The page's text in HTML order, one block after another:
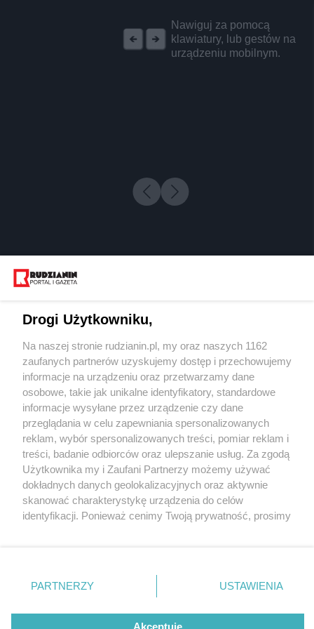
Nawiguj za pomocą
klawiatury, lub gestów na
urządzeniu mobilnym.
2 / 0
Wydawca mediów
Nie zapomnij
zapoznać się z:
polityką prywatności regulamin korzystania z portali
Twojemiasto
Piekary Śląskie
Chorzów
Tarnowskie Góry
Gliwice
Skontakuj sięz nami
Kontakt
Wydawca
Redakcja
Drogi Użytkowniku,
Na naszej stronie rudzianin.pl, my oraz naszych 1162
zaufanych partnerów uzyskujemy dostęp i przechowujemy
informacje na urządzeniu oraz przetwarzamy dane
osobowe, takie jak unikalne identyfikatory, standardowe
informacje wysyłane przez urządzenie czy dane
przeglądania w celu zapewniania spersonalizowanych
reklam, wybór spersonalizowanych treści, pomiar reklam i
treści, badanie odbiorców oraz ulepszanie usług. Za zgodą
Użytkownika my i Zaufani Partnerzy możemy używać
dokładnych danych geolokalizacyjnych oraz aktywnie
skanować charakterystykę urządzenia do celów
identyfikacji. Ponieważ cenimy Twoją prywatność, prosimy
prywatności znajdujący się w lewym dolnym rogu strony
. Niektóre rodzaje przetwarzania danych nie wymagają
zgody użytkownika, ale masz prawo sprzeciwić się
takiemu przetwarzaniu. Preferencje będą miały
PARTNERZY USTAWIENIA
Akceptuję